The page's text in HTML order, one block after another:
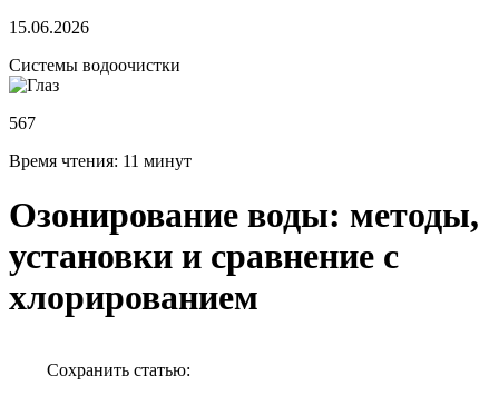
15.06.2026
Системы водоочистки
567
Время чтения: 11 минут
Озонирование воды: методы,
установки и сравнение с
хлорированием
Сохранить статью: